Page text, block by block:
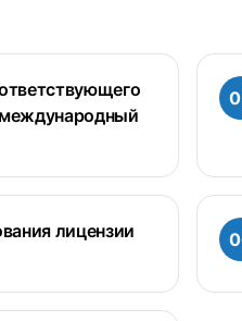
лицензии